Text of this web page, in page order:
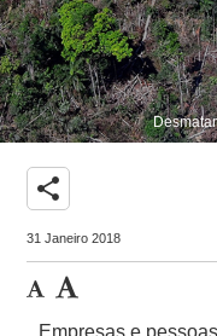
share
31 Janeiro 2018
Empresas e